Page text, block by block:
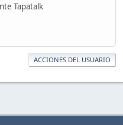
Tapatalk
ACCIONES DEL USUARIO